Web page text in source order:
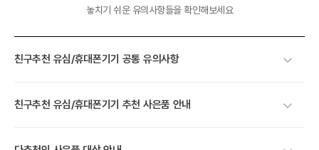
놓치기 쉬운 유의사항들을 확인해보세요
친구추천 유심/휴대폰기기 공통 유의사항
친구추천 유심/휴대폰기기 추천 사은품 안내